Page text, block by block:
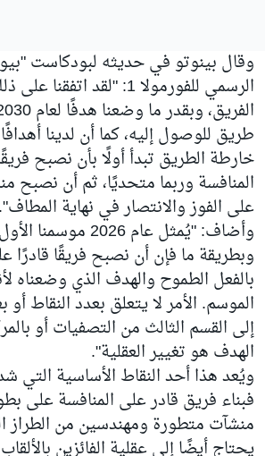
وقال بينوتو في حديثه لبودكاست
الرسمي للفورمولا 1: "لقد
خارطة الطريق تبدأ أولًا بأن نصبح
المنافسة وربما متحديًا، ثم أن نصبح
على الفوز والانتصار في نهاية المطاف".
وأضاف: "يُمثل عام 2026
وبطريقة ما فإن أن نصبح فريقًا قادرًا
بالفعل الطموح والهدف الذي وضعناه
الموسم. الأمر لا يتعلق بعدد النقاط
إلى القسم الثالث من التصفيات أو
الهدف هو تغيير العقلية".
ويُعد هذا أحد النقاط الأساسية التي
فبناء فريق قادر على المنافسة على
منشآت متطورة ومهندسين من الطراز
يحتاج أيضًا إلى عقلية الفائزين